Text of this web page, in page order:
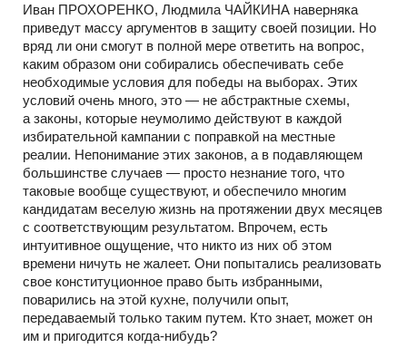
Иван ПРОХОРЕНКО, Людмила ЧАЙКИНА наверняка
приведут массу аргументов в защиту своей позиции. Но
вряд ли они смогут в полной мере ответить на вопрос,
каким образом они собирались обеспечивать себе
необходимые условия для победы на выборах. Этих
условий очень много, это — не абстрактные схемы,
а законы, которые неумолимо действуют в каждой
избирательной кампании с поправкой на местные
реалии. Непонимание этих законов, а в подавляющем
большинстве случаев — просто незнание того, что
таковые вообще существуют, и обеспечило многим
кандидатам веселую жизнь на протяжении двух месяцев
с соответствующим результатом. Впрочем, есть
интуитивное ощущение, что никто из них об этом
времени ничуть не жалеет. Они попытались реализовать
свое конституционное право быть избранными,
поварились на этой кухне, получили опыт,
передаваемый только таким путем. Кто знает, может он
им и пригодится когда-нибудь?